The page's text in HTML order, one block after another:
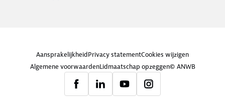
AansprakelijkheidPrivacy statementCookies wijzigen
Algemene voorwaardenLidmaatschap opzeggen© ANWB